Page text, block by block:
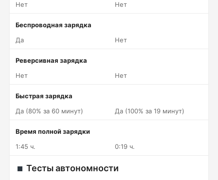
Нет
Нет
Беспроводная зарядка
Да
Нет
Реверсивная зарядка
Нет
Нет
Быстрая зарядка
Да (80% за 60 минут)
Да (100% за 19 минут)
Время полной зарядки
1:45 ч.
0:19 ч.
Тесты автономности